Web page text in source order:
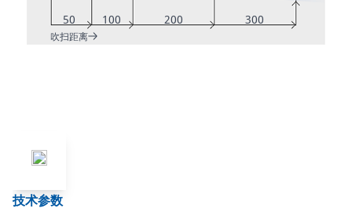
吹扫距离
50 100 200 300
技术参数